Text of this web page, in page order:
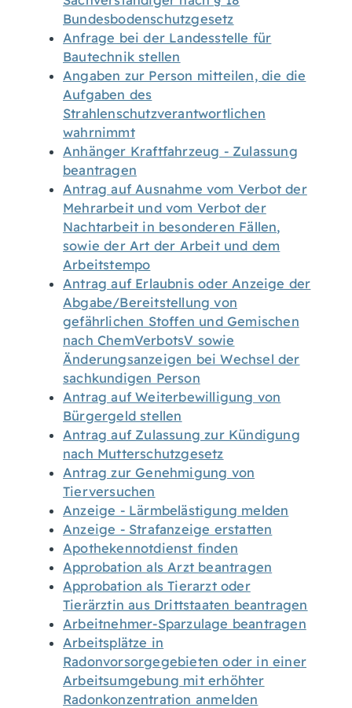
Bundesbodenschutzgesetz
Anfrage bei der Landesstelle für
Bautechnik stellen
Angaben zur Person mitteilen, die die
Aufgaben des
Strahlenschutzverantwortlichen
wahrnimmt
Anhänger Kraftfahrzeug - Zulassung
beantragen
Antrag auf Ausnahme vom Verbot der
Mehrarbeit und vom Verbot der
Nachtarbeit in besonderen Fällen,
sowie der Art der Arbeit und dem
Arbeitstempo
Antrag auf Erlaubnis oder Anzeige der
Abgabe/Bereitstellung von
gefährlichen Stoffen und Gemischen
nach ChemVerbotsV sowie
Änderungsanzeigen bei Wechsel der
sachkundigen Person
Antrag auf Weiterbewilligung von
Bürgergeld stellen
Antrag auf Zulassung zur Kündigung
nach Mutterschutzgesetz
Antrag zur Genehmigung von
Tierversuchen
Anzeige - Lärmbelästigung melden
Anzeige - Strafanzeige erstatten
Apothekennotdienst finden
Approbation als Arzt beantragen
Approbation als Tierarzt oder
Tierärztin aus Drittstaaten beantragen
Arbeitnehmer-Sparzulage beantragen
Arbeitsplätze in
Radonvorsorgegebieten oder in einer
Arbeitsumgebung mit erhöhter
Radonkonzentration anmelden